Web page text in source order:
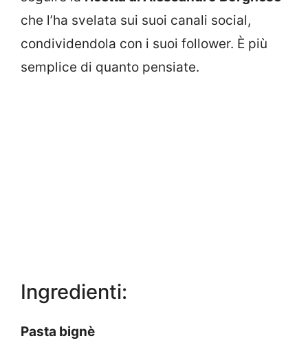
che l’ha svelata sui suoi canali social,
condividendola con i suoi follower. È più
semplice di quanto pensiate.
Ingredienti:
Pasta bignè